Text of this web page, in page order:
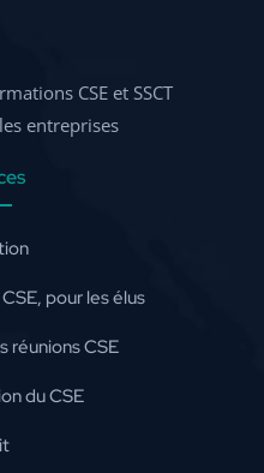
CSE et SSCT
entreprises
pour les élus
réunions CSE
du CSE